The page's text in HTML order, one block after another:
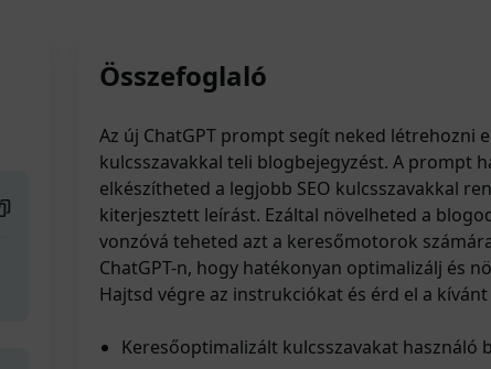
Összefoglaló
Az új ChatGPT prompt segít neked létrehozni
kulcsszavakkal teli blogbejegyzést. A prompt
elkészítheted a legjobb SEO kulcsszavakkal
kiterjesztett leírást. Ezáltal növelheted a
vonzóvá teheted azt a keresőmotorok
ChatGPT-n, hogy hatékonyan optimalizálj és
Hajtsd végre az instrukciókat és érd el a
Keresőoptimalizált kulcsszavakat használó